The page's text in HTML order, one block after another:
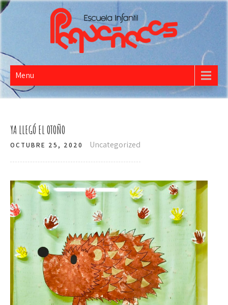
PEQUEÑECES
Escuela Infantil
Menu
YA LLEGÓ EL OTOÑO
OCTUBRE 25, 2020 Uncategorized